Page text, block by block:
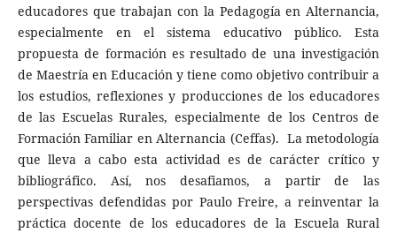
educadores que trabajan con la Pedagogía en Alternancia,
especialmente en el sistema educativo público. Esta
propuesta de formación es resultado de una investigación
de Maestría en Educación y tiene como objetivo contribuir a
los estudios, reflexiones y producciones de los educadores
de las Escuelas Rurales, especialmente de los Centros de
Formación Familiar en Alternancia (Ceffas). La metodología
que lleva a cabo esta actividad es de carácter crítico y
bibliográfico. Así, nos desafiamos, a partir de las
perspectivas defendidas por Paulo Freire, a reinventar la
práctica docente de los educadores de la Escuela Rural